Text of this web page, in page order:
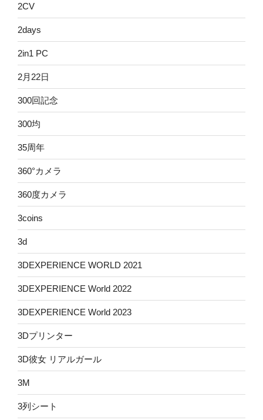
2CV
2days
2in1 PC
2月22日
300回記念
300均
35周年
360°カメラ
360度カメラ
3coins
3d
3DEXPERIENCE WORLD 2021
3DEXPERIENCE World 2022
3DEXPERIENCE World 2023
3Dプリンター
3D彼女 リアルガール
3M
3列シート